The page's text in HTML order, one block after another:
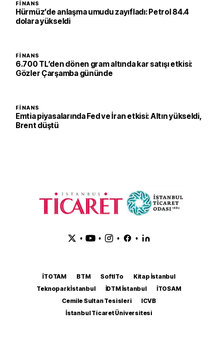
FINANS
Hürmüz’de anlaşma umudu zayıfladı: Petrol 84.4
dolara yükseldi
FINANS
6.700 TL’den dönen gram altında kar satışı etkisi:
Gözler Çarşamba gününde
FINANS
Emtia piyasalarında Fed ve İran etkisi: Altın yükseldi,
Brent düştü
• • • •
İTOTAM BTM SoftITo
Kitap İstanbul
Teknopark İstanbul
İDTM İstanbul
İTOSAM
Cemile Sultan Tesisleri
ICVB
İstanbul Ticaret Üniversitesi